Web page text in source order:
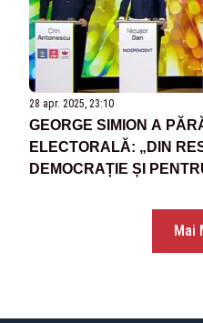
28 apr. 2025, 23:10
GEORGE SIMION A
ELECTORALĂ: „DIN
DEMOCRAȚIE ȘI
DEZBATERE
Mai